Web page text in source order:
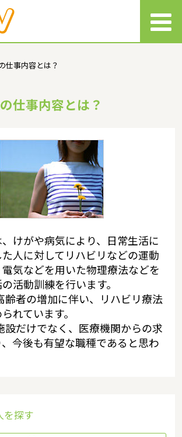
仕事内容とは？
仕事内容とは？
けがや病気により、日常生活に
人に対してリハビリなどの運動
気などを用いた物理療法などを
活動訓練を行います。
者の増加に伴い、リハビリ療法
れています。
だけでなく、医療機関からの求
今後も有望な職種であると思わ
を探す